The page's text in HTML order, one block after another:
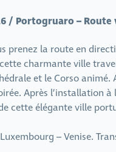
/ Portogruaro – Route
prenez la route en
charmante ville
et le Corso
Après l’installation
cette élégante ville
– Venise.